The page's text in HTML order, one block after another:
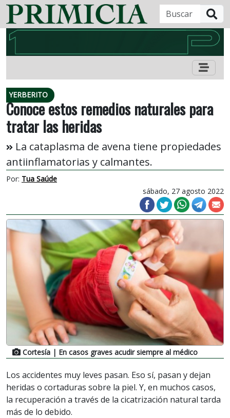
YERBERITO
Conoce estos remedios naturales para
tratar las heridas
La cataplasma de avena tiene propiedades
antiinflamatorias y calmantes.
Por: Tua Saúde
sábado, 27 agosto 2022
Cortesía | En casos graves acudir siempre al médico
Los accidentes muy leves pasan. Eso sí, pasan y dejan
heridas o cortaduras sobre la piel. Y, en muchos casos,
la recuperación a través de la cicatrización natural tarda
más de lo debido.